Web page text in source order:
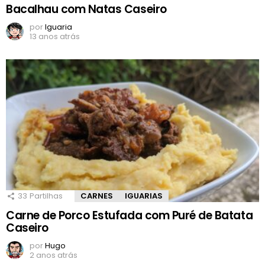
Bacalhau com Natas Caseiro
porIguaria
13 anos atrás
33 Partilhas CARNES IGUARIAS
Carne de Porco Estufada com Puré de Batata
Caseiro
porHugo
2 anos atrás